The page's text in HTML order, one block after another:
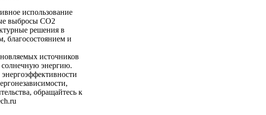
использование
выбросы CO2
решения в
благосостоянием и
источников
солнечную энергию.
обращайтесь к